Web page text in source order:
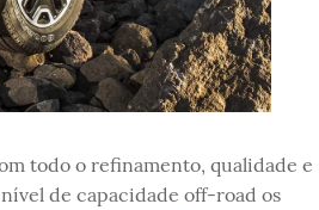
todo o refinamento, qualidade e
de capacidade off-road os